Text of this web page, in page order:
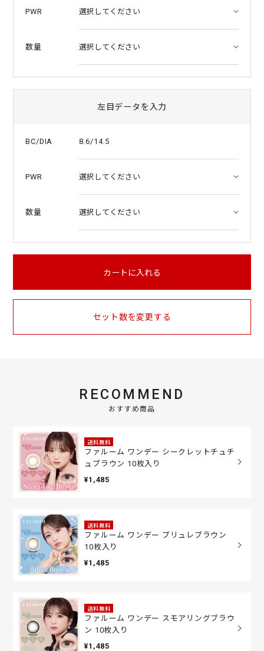
PWR
数量
左目データを入力
BC/DIA 8.6/14.5
PWR
数量
カートに入れる
セット数を変更する
RECOMMEND
おすすめ商品
送料無料
ファルーム ワンデー シークレットチュチ
ュブラウン 10枚入り
¥1,485
送料無料
ファルーム ワンデー ブリュレブラウン
10枚入り
¥1,485
送料無料
ファルーム ワンデー スモアリングブラウ
ン 10枚入り
¥1,485